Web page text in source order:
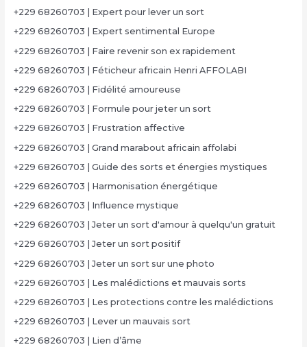
+229 68260703 | Expert pour lever un sort
+229 68260703 | Expert sentimental Europe
+229 68260703 | Faire revenir son ex rapidement
+229 68260703 | Féticheur africain Henri AFFOLABI
+229 68260703 | Fidélité amoureuse
+229 68260703 | Formule pour jeter un sort
+229 68260703 | Frustration affective
+229 68260703 | Grand marabout africain affolabi
+229 68260703 | Guide des sorts et énergies mystiques
+229 68260703 | Harmonisation énergétique
+229 68260703 | Influence mystique
+229 68260703 | Jeter un sort d'amour à quelqu'un gratuit
+229 68260703 | Jeter un sort positif
+229 68260703 | Jeter un sort sur une photo
+229 68260703 | Les malédictions et mauvais sorts
+229 68260703 | Les protections contre les malédictions
+229 68260703 | Lever un mauvais sort
+229 68260703 | Lien d’âme